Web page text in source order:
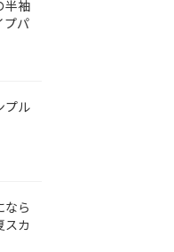
半袖
プパ
プル
なら
スカ